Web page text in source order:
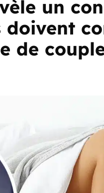
un
doivent
de